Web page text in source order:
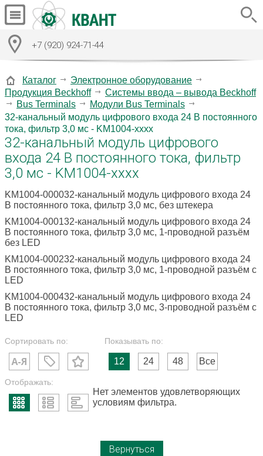
+7 (920) 924-71-44
Каталог
Электронное оборудование
Продукция Beckhoff
Системы ввода – вывода Beckhoff
Bus Terminals
Модули Bus Terminals
32-канальный модуль цифрового входа 24 В постоянного
тока, фильтр 3,0 мс - KM1004-xxxx
32-канальный модуль цифрового
входа 24 В постоянного тока, фильтр
3,0 мс - KM1004-xxxx
KM1004-000032-канальный модуль цифрового входа 24
В постоянного тока, фильтр 3,0 мс, без штекера
KM1004-000132-канальный модуль цифрового входа 24
В постоянного тока, фильтр 3,0 мс, 1-проводной разъём
без LED
KM1004-000232-канальный модуль цифрового входа 24
В постоянного тока, фильтр 3,0 мс, 1-проводной разъём с
LED
KM1004-000432-канальный модуль цифрового входа 24
В постоянного тока, фильтр 3,0 мс, 3-проводной разъём с
LED
Сортировать по: Показывать по:
12 24 48 Все
Отображать:
Нет элементов удовлетворяющих
условиям фильтра.
Вернуться